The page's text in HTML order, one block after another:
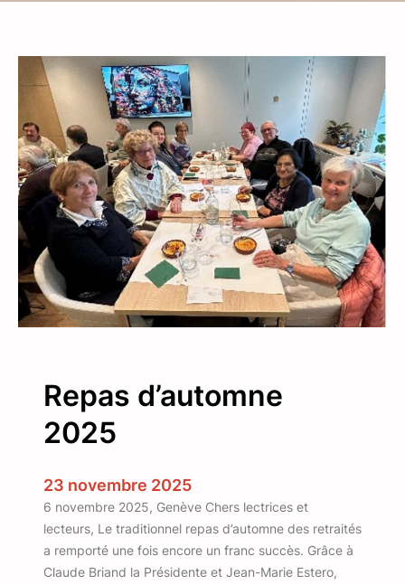
Repas d’automne
2025
23 novembre 2025
6 novembre 2025, Genève Chers lectrices et
lecteurs, Le traditionnel repas d’automne des retraités
a remporté une fois encore un franc succès. Grâce à
Claude Briand la Présidente et Jean-Marie Estero,